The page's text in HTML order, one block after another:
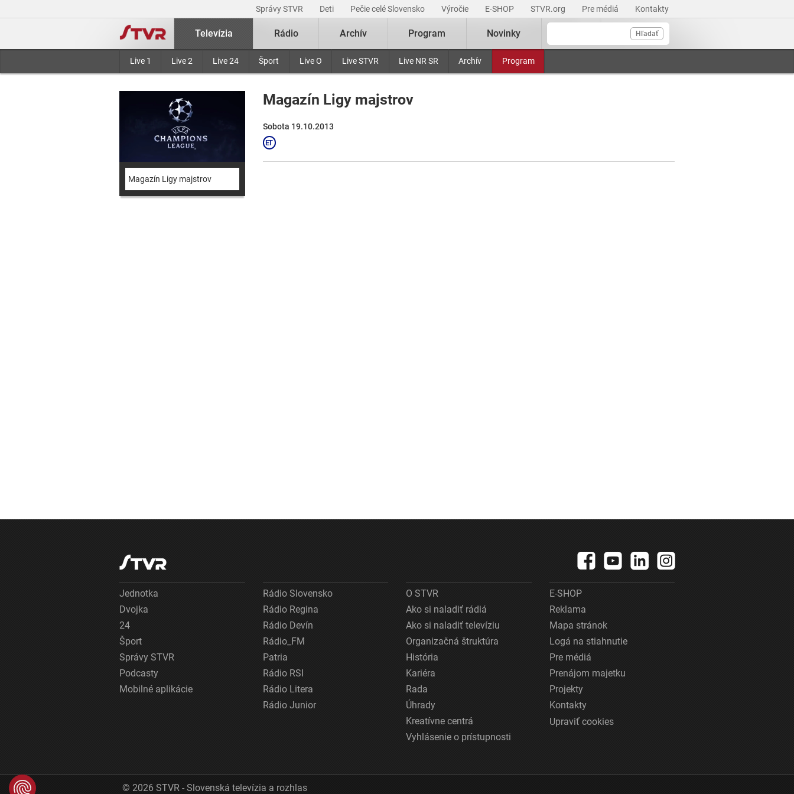
Správy STVR Deti Pečie celé Slovensko Výročie E-SHOP STVR.org Pre médiá Kontakty
Hľadať
Televízia
Live 1 Live 2 Live 24 Šport Live O Live STVR Live NR SR Archív Program
Rádio Archív Program Novinky
Magazín Ligy majstrov
Magazín Ligy majstrov
Sobota 19.10.2013
Jednotka
Dvojka
24
Šport
Správy STVR
Podcasty
Mobilné aplikácie
Rádio Slovensko
Rádio Regina
Rádio Devín
Rádio_FM
Patria
Rádio RSI
Rádio Litera
Rádio Junior
O STVR
Ako si naladiť rádiá
Ako si naladiť televíziu
Organizačná štruktúra
História
Kariéra
Rada
Úhrady
Kreatívne centrá
Vyhlásenie o prístupnosti
E-SHOP
Reklama
Mapa stránok
Logá na stiahnutie
Pre médiá
Prenájom majetku
Projekty
Kontakty
Upraviť cookies
© 2026 STVR - Slovenská televízia a rozhlas